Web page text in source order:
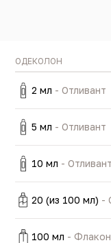
ОДЕКОЛОН
2 мл - Отливант
5 мл - Отливант
10 мл - Отливант
20 (из 100 мл) -
100 мл - Флакон